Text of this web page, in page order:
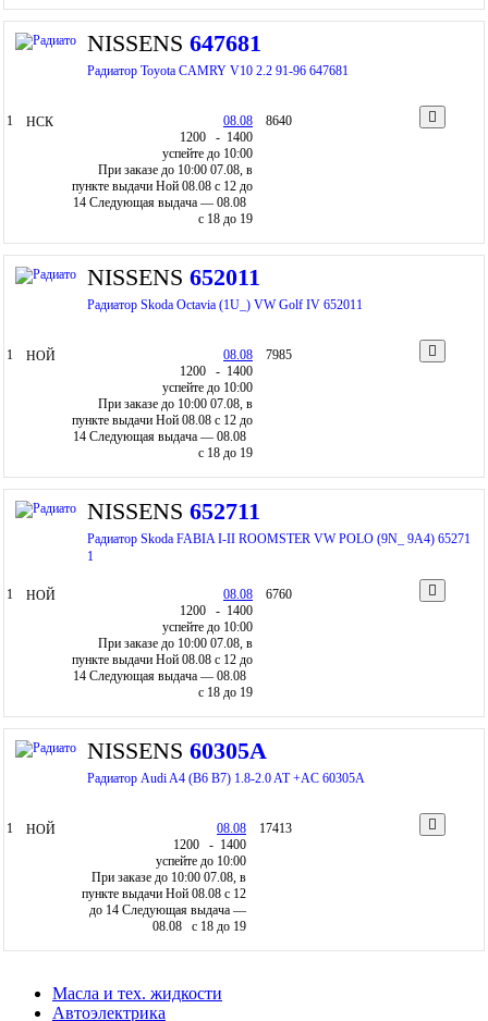
NISSENS 647681
Радиатор Toyota CAMRY V10 2.2 91-96 647681
1 НСК
08.08
1200 - 1400
успейте до 10:00
При заказе до 10:00 07.08, в
пункте выдачи Ной 08.08 c 12 до
14 Следующая выдача — 08.08
c 18 до 19
8640
NISSENS 652011
Радиатор Skoda Octavia (1U_) VW Golf IV 652011
1 НОЙ
08.08
1200 - 1400
успейте до 10:00
При заказе до 10:00 07.08, в
пункте выдачи Ной 08.08 c 12 до
14 Следующая выдача — 08.08
c 18 до 19
7985
NISSENS 652711
Радиатор Skoda FABIA I-II ROOMSTER VW POLO (9N_ 9A4) 65271
1
1 НОЙ
08.08
1200 - 1400
успейте до 10:00
При заказе до 10:00 07.08, в
пункте выдачи Ной 08.08 c 12 до
14 Следующая выдача — 08.08
c 18 до 19
6760
NISSENS 60305A
Радиатор Audi A4 (B6 B7) 1.8-2.0 AT +AC 60305A
1 НОЙ
08.08
1200 - 1400
успейте до 10:00
При заказе до 10:00 07.08, в
пункте выдачи Ной 08.08 c 12
до 14 Следующая выдача —
08.08 c 18 до 19
17413
Масла и тех. жидкости
Автоэлектрика